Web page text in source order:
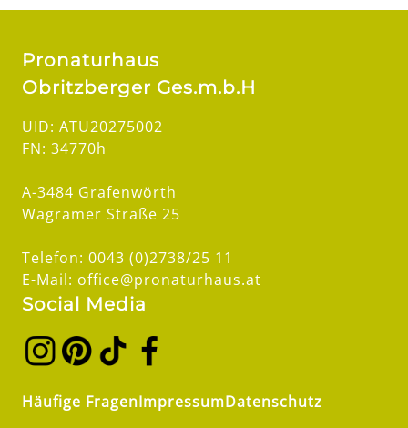
Pronaturhaus
Obritzberger Ges.m.b.H
UID: ATU20275002
FN: 34770h
A-3484 Grafenwörth
Wagramer Straße 25
Telefon: 0043 (0)2738/25 11
E-Mail: office@pronaturhaus.at
Social Media
Häufige FragenImpressumDatenschutz